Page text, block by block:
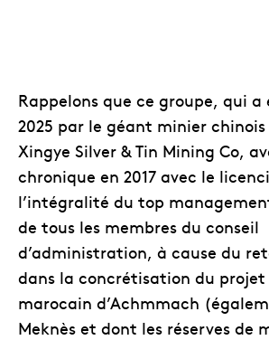
Rappelons que ce groupe, qui
2025 par le géant minier
Xingye Silver & Tin Mining Co,
chronique en 2017 avec le
l’intégralité du top
de tous les membres du conseil
d’administration, à cause du
dans la concrétisation du
marocain d’Achmmach
Meknès et dont les réserves de